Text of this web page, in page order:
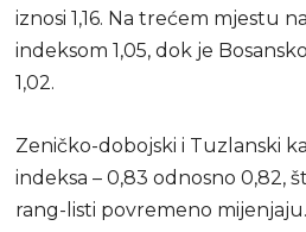
iznosi 1,16. Na trećem mjestu
indeksom 1,05, dok je
1,02.
Zeničko-dobojski i Tuzlanski
indeksa – 0,83 odnosno 0,82,
rang-listi povremeno mijenjaju.